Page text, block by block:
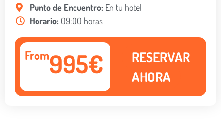
Punto de Encuentro: En tu hotel
Horario: 09:00 horas
From995€
RESERVAR
AHORA